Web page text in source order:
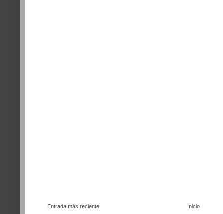
Entrada más reciente Inicio